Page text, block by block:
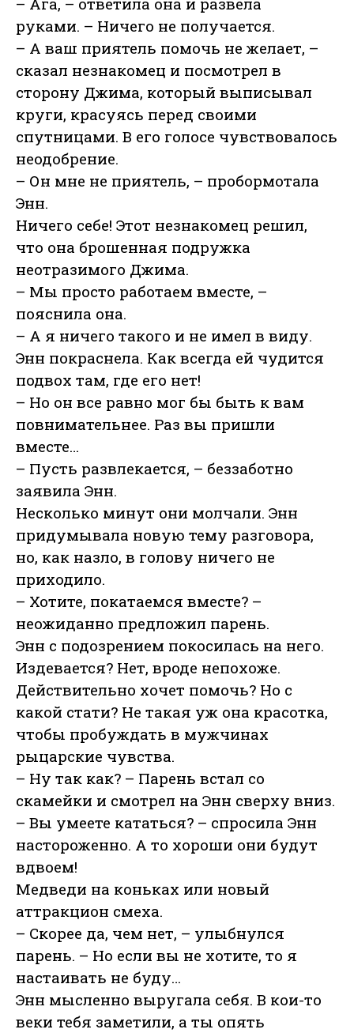
руками. – Ничего не получается.
– А ваш приятель помочь не желает, –
сказал незнакомец и посмотрел в
сторону Джима, который выписывал
круги, красуясь перед своими
спутницами. В его голосе чувствовалось
неодобрение.
– Он мне не приятель, – пробормотала
Энн.
Ничего себе! Этот незнакомец решил,
что она брошенная подружка
неотразимого Джима.
– Мы просто работаем вместе, –
пояснила она.
– А я ничего такого и не имел в виду.
Энн покраснела. Как всегда ей чудится
подвох там, где его нет!
– Но он все равно мог бы быть к вам
повнимательнее. Раз вы пришли
вместе…
– Пусть развлекается, – беззаботно
заявила Энн.
Несколько минут они молчали. Энн
придумывала новую тему разговора,
но, как назло, в голову ничего не
приходило.
– Хотите, покатаемся вместе? –
неожиданно предложил парень.
Энн с подозрением покосилась на него.
Издевается? Нет, вроде непохоже.
Действительно хочет помочь? Но с
какой стати? Не такая уж она красотка,
чтобы пробуждать в мужчинах
рыцарские чувства.
– Ну так как? – Парень встал со
скамейки и смотрел на Энн сверху вниз.
– Вы умеете кататься? – спросила Энн
настороженно. А то хороши они будут
вдвоем!
Медведи на коньках или новый
аттракцион смеха.
– Скорее да, чем нет, – улыбнулся
парень. – Но если вы не хотите, то я
настаивать не буду…
Энн мысленно выругала себя. В кои-то
веки тебя заметили, а ты опять